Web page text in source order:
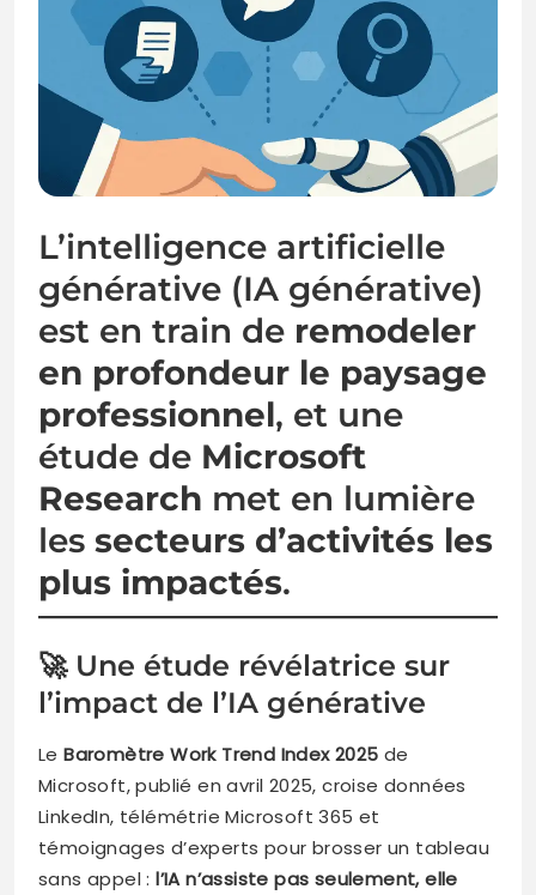
L’intelligence artificielle
générative (IA générative)
est en train de remodeler
en profondeur le paysage
professionnel, et une
étude de Microsoft
Research met en lumière
les secteurs d’activités les
plus impactés.
🚀 Une étude révélatrice sur
l’impact de l’IA générative
LeBaromètre Work Trend Index 2025 de
Microsoft, publié en avril 2025, croise données
LinkedIn, télémétrie Microsoft 365 et
témoignages d’experts pour brosser un tableau
sans appel :l’IA n’assiste pas seulement, elle